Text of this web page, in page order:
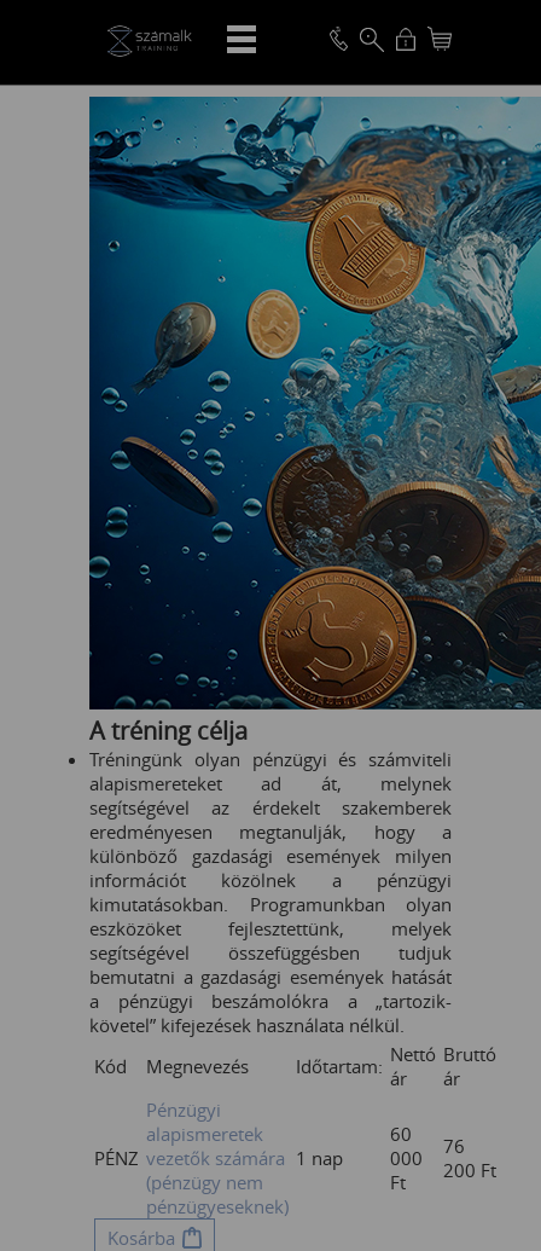
VISSZA
A tréning célja
Tréningünk olyan pénzügyi és számviteli
alapismereteket ad át, melynek
segítségével az érdekelt szakemberek
eredményesen megtanulják, hogy a
különböző gazdasági események milyen
információt közölnek a pénzügyi
kimutatásokban. Programunkban olyan
eszközöket fejlesztettünk, melyek
segítségével összefüggésben tudjuk
bemutatni a gazdasági események hatását
a pénzügyi beszámolókra a „tartozik-
követel” kifejezések használata nélkül.
Kód
Megnevezés Időtartam: Nettó
ár
Bruttó
ár
PÉNZ
Pénzügyi
alapismeretek
vezetők számára
(pénzügy nem
pénzügyeseknek)
1 nap
60
000
Ft
76
200 Ft
Kosárba